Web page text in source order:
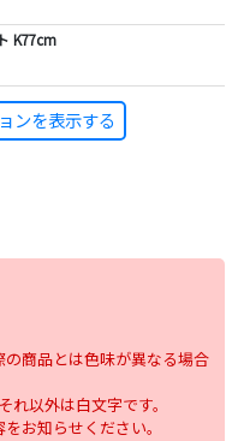
K77cm
ンを表示する
商品とは色味が異なる場合
以外は白文字です。
お知らせください。